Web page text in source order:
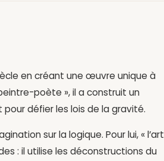
en créant une œuvre unique à
poète », il a construit un
défier les lois de la gravité.
sur la logique. Pour lui, « l’art
: il utilise les déconstructions du